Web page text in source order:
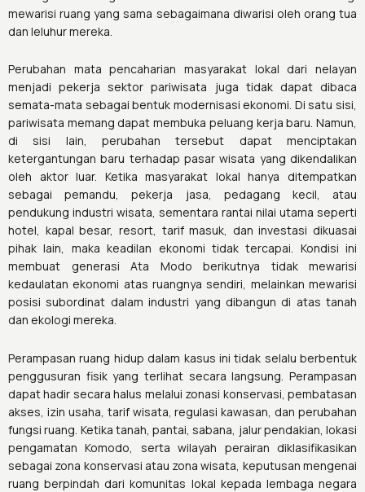
mewarisi ruang yang sama sebagaimana diwarisi oleh orang tua
dan leluhur mereka.
Perubahan mata pencaharian masyarakat lokal dari nelayan
menjadi pekerja sektor pariwisata juga tidak dapat dibaca
semata-mata sebagai bentuk modernisasi ekonomi. Di satu sisi,
pariwisata memang dapat membuka peluang kerja baru. Namun,
di sisi lain, perubahan tersebut dapat menciptakan
ketergantungan baru terhadap pasar wisata yang dikendalikan
oleh aktor luar. Ketika masyarakat lokal hanya ditempatkan
sebagai pemandu, pekerja jasa, pedagang kecil, atau
pendukung industri wisata, sementara rantai nilai utama seperti
hotel, kapal besar, resort, tarif masuk, dan investasi dikuasai
pihak lain, maka keadilan ekonomi tidak tercapai. Kondisi ini
membuat generasi Ata Modo berikutnya tidak mewarisi
kedaulatan ekonomi atas ruangnya sendiri, melainkan mewarisi
posisi subordinat dalam industri yang dibangun di atas tanah
dan ekologi mereka.
Perampasan ruang hidup dalam kasus ini tidak selalu berbentuk
penggusuran fisik yang terlihat secara langsung. Perampasan
dapat hadir secara halus melalui zonasi konservasi, pembatasan
akses, izin usaha, tarif wisata, regulasi kawasan, dan perubahan
fungsi ruang. Ketika tanah, pantai, sabana, jalur pendakian, lokasi
pengamatan Komodo, serta wilayah perairan diklasifikasikan
sebagai zona konservasi atau zona wisata, keputusan mengenai
ruang berpindah dari komunitas lokal kepada lembaga negara